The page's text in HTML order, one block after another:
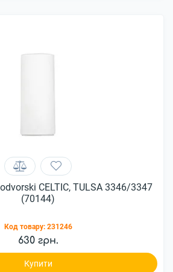
CELTIC, TULSA 3346/3347
(70144)
Код товару: 231246
630 грн.
Купити